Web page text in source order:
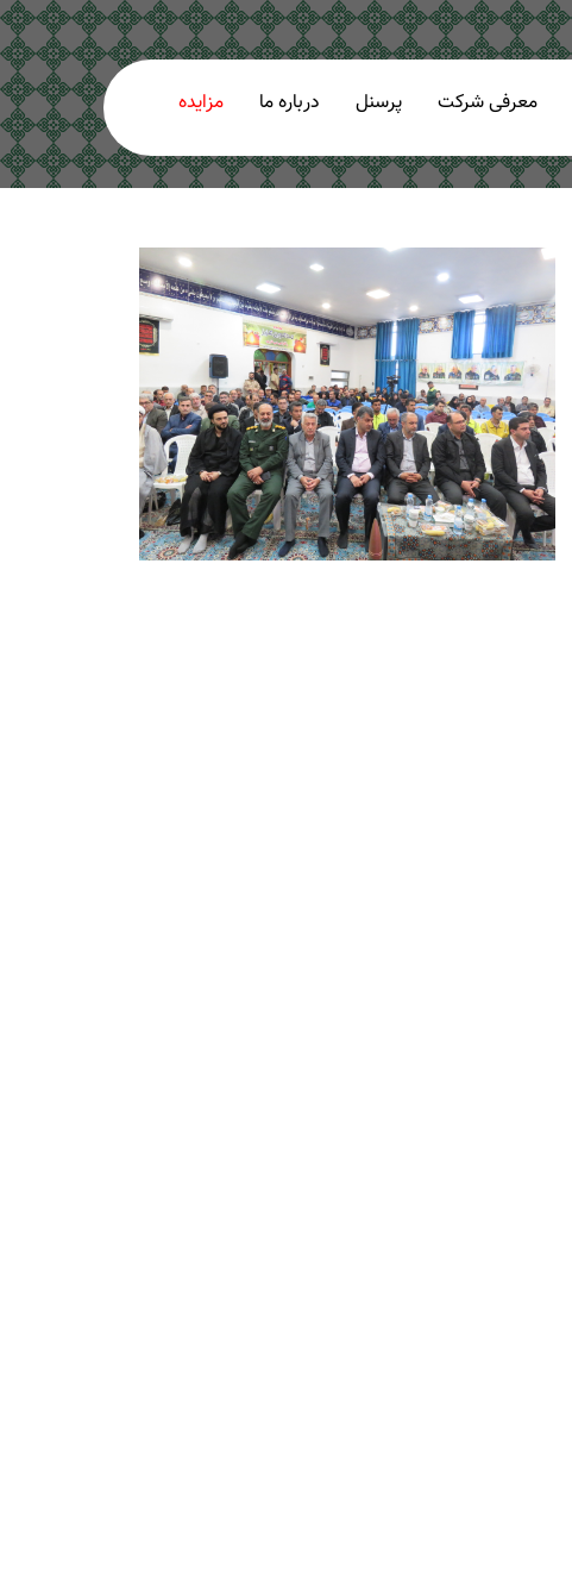
معرفی شرکت پرسنل درباره ما مزایده